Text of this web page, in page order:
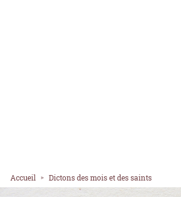
Accueil Dictons des mois et des saints